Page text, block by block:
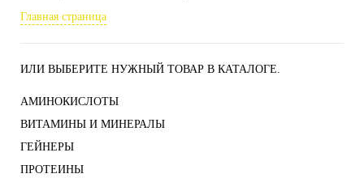
Главная страница
ИЛИ ВЫБЕРИТЕ НУЖНЫЙ ТОВАР В КАТАЛОГЕ.
АМИНОКИСЛОТЫ
ВИТАМИНЫ И МИНЕРАЛЫ
ГЕЙНЕРЫ
ПРОТЕИНЫ